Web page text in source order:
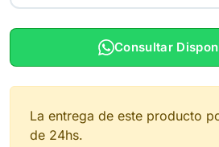
Consultar
La entrega de este producto
de 24hs.